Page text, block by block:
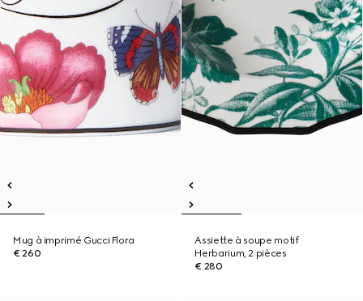
Mug à imprimé Gucci Flora
€ 260
Assiette à soupe motif
Herbarium, 2 pièces
€ 280